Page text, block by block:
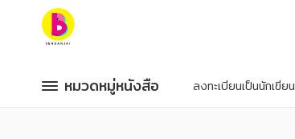
หมวดหมู่หนังสือ
หมวดหมู่ยอดนิยม
หมวดหมู่หนังสือ
หมวดหมู่หนังสือ
หมวดหมู่ยอดนิยม ลงทะเบียนเป็นนักเขียน